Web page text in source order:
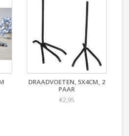
DRAADVOETEN, 5X4CM, 2
PAAR
€2,95